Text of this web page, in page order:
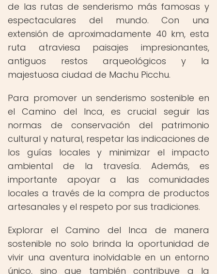
de las rutas de senderismo más famosas y
espectaculares del mundo. Con una
extensión de aproximadamente 40 km, esta
ruta atraviesa paisajes impresionantes,
antiguos restos arqueológicos y la
majestuosa ciudad de Machu Picchu.
Para promover un senderismo sostenible en
el Camino del Inca, es crucial seguir las
normas de conservación del patrimonio
cultural y natural, respetar las indicaciones de
los guías locales y minimizar el impacto
ambiental de la travesía. Además, es
importante apoyar a las comunidades
locales a través de la compra de productos
artesanales y el respeto por sus tradiciones.
Explorar el Camino del Inca de manera
sostenible no solo brinda la oportunidad de
vivir una aventura inolvidable en un entorno
único, sino que también contribuye a la